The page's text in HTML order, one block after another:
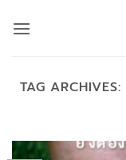
TAG ARCHIVES: